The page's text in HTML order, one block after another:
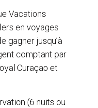
Vacations
en voyages
gagner jusqu’à
comptant par
Curaçao et
(6 nuits ou